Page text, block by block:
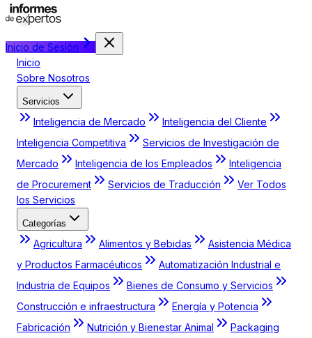
Inicio de Sesión
Inicio
Sobre Nosotros
Servicios
Inteligencia de Mercado
Inteligencia del Cliente
Inteligencia Competitiva
Servicios de Investigación de
Mercado
Inteligencia de los Empleados
Inteligencia
de Procurement
Servicios de Traducción
Ver Todos
los Servicios
Categorías
Agricultura Alimentos y Bebidas
Asistencia Médica
y Productos Farmacéuticos
Automatización Industrial e
Industria de Equipos
Bienes de Consumo y Servicios
Construcción e infraestructura
Energía y Potencia
Fabricación
Nutrición y Bienestar Animal
Packaging